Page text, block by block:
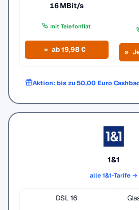
16 MBit/s
mit Telefonflat
ab 19,98 €
Aktion: bis zu 50,00 Euro
1&1
alle 1&1-Tarife →
DSL 16